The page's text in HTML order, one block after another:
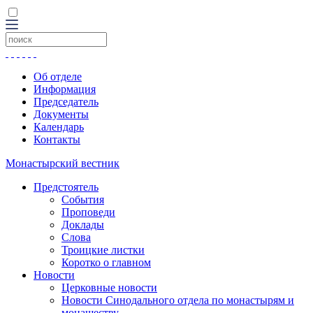
Об отделе
Информация
Председатель
Документы
Календарь
Контакты
Монастырский вестник
Предстоятель
События
Проповеди
Доклады
Слова
Троицкие листки
Коротко о главном
Новости
Церковные новости
Новости Синодального отдела по монастырям и